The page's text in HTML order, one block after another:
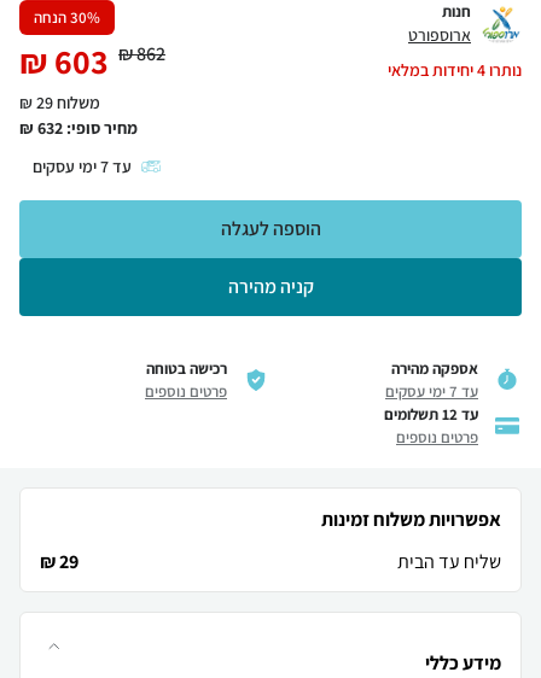
חנות
ארוספורט
נותרו4יחידות במלאי
30% הנחה
862
₪
603
₪
משלוח 29 ₪
מחיר סופי: 632
₪
עד7ימי עסקים
קניה מהירה
הוספה לעגלה
אספקה מהירה
עד 7 ימי עסקים
רכישה בטוחה
פרטים נוספים
עד 12 תשלומים
פרטים נוספים
אפשרויות משלוח זמינות
שליח עד הבית
29 ₪
מידע כללי